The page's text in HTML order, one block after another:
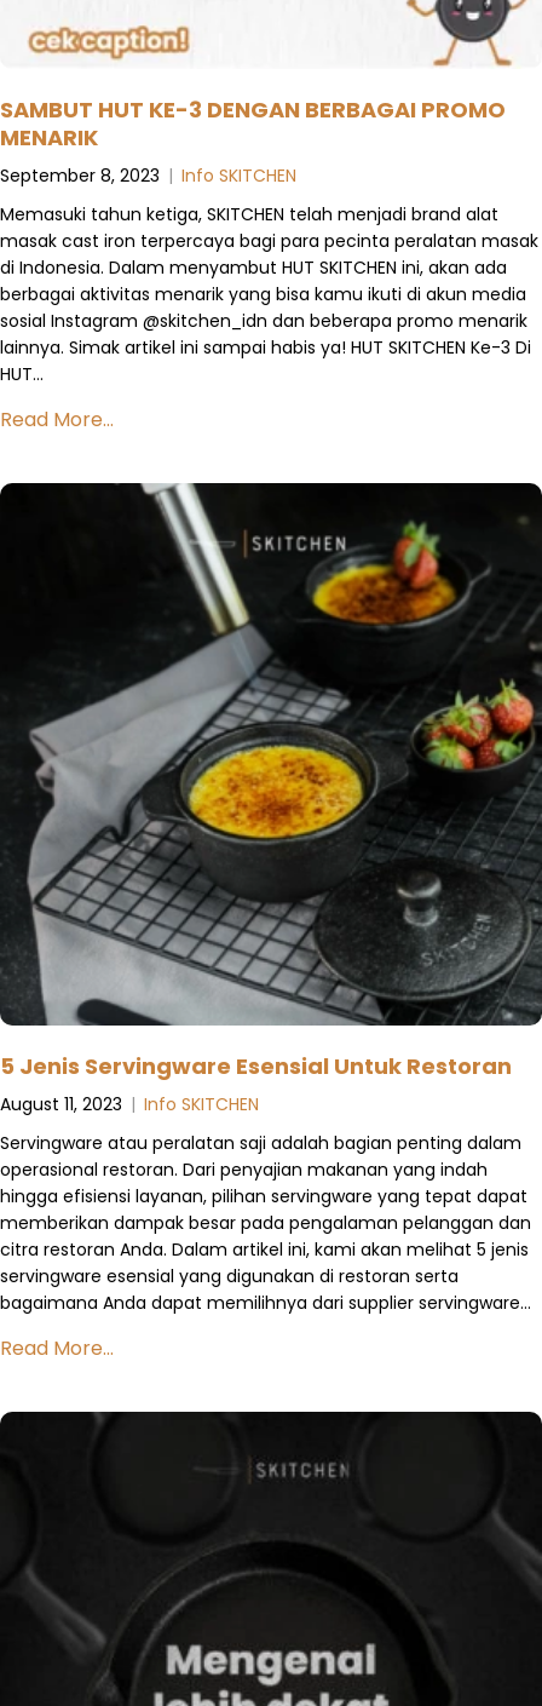
SAMBUT HUT KE-3 DENGAN BERBAGAI PROMO
MENARIK
September 8, 2023 | Info SKITCHEN
Memasuki tahun ketiga, SKITCHEN telah menjadi brand alat
masak cast iron terpercaya bagi para pecinta peralatan masak
di Indonesia. Dalam menyambut HUT SKITCHEN ini, akan ada
berbagai aktivitas menarik yang bisa kamu ikuti di akun media
sosial Instagram @skitchen_idn dan beberapa promo menarik
lainnya. Simak artikel ini sampai habis ya! HUT SKITCHEN Ke-3 Di
HUT…
Read More...
5 Jenis Servingware Esensial Untuk Restoran
August 11, 2023 | Info SKITCHEN
Servingware atau peralatan saji adalah bagian penting dalam
operasional restoran. Dari penyajian makanan yang indah
hingga efisiensi layanan, pilihan servingware yang tepat dapat
memberikan dampak besar pada pengalaman pelanggan dan
citra restoran Anda. Dalam artikel ini, kami akan melihat 5 jenis
servingware esensial yang digunakan di restoran serta
bagaimana Anda dapat memilihnya dari supplier servingware…
Read More...